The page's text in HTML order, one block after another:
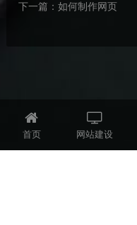
下一篇：如何制作网页
首页 网站建设